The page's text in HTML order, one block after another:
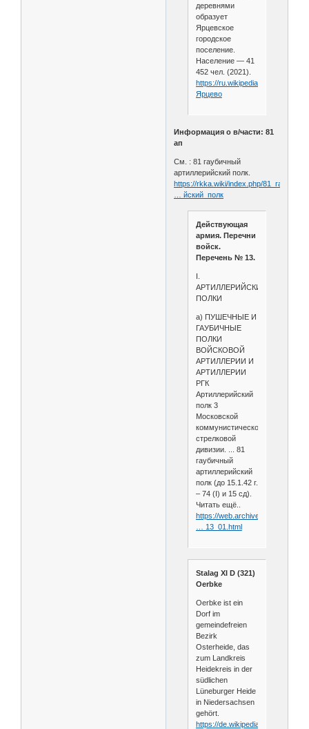
деревнями
образует
Ярцевское
городское
поселение.
Население — 41
452 чел. (2021).
https://ru.wikipedia.org/wiki/
Ярцево
Информация о в/части: 81
ап
См. : 81 гаубичный
артиллерийский полк.
https://rkka.wiki/index.php/81_гаубичны
… йский_полк
Действующая
армия. Перечни
войск.
Перечень № 13.
АРТИЛЛЕРИЙСКИЕ
ПОЛКИ
а) ПУШЕЧНЫЕ И
ГАУБИЧНЫЕ
ПОЛКИ
ВОЙСКОВОЙ
АРТИЛЛЕРИИ И
АРТИЛЛЕРИИ
РГК
Артиллерийский
полк 3
Московской
коммунистической
стрелковой
дивизии. ... 81
гаубичный
артиллерийский
полк (до 15.1.42 г.
– 74 (I) и 15 сд).
Читать ещё..
https://web.archive.org/web/
… 13_01.html
Stalag XI D (321)
Oerbke
Oerbke ist ein
Dorf im
gemeindefreien
Bezirk
Osterheide, das
zum Landkreis
Heidekreis in der
südlichen
Lüneburger Heide
in Niedersachsen
gehört.
https://de.wikipedia.org/wiki/